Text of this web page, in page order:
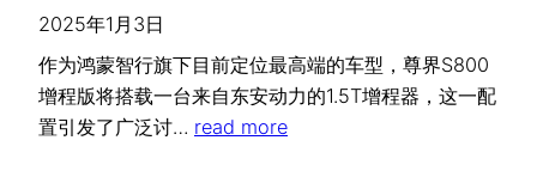
2025年1月3日
作为鸿蒙智行旗下目前定位最高端的车型，尊界S800
增程版将搭载一台来自东安动力的1.5T增程器，这一配
置引发了广泛讨… read more